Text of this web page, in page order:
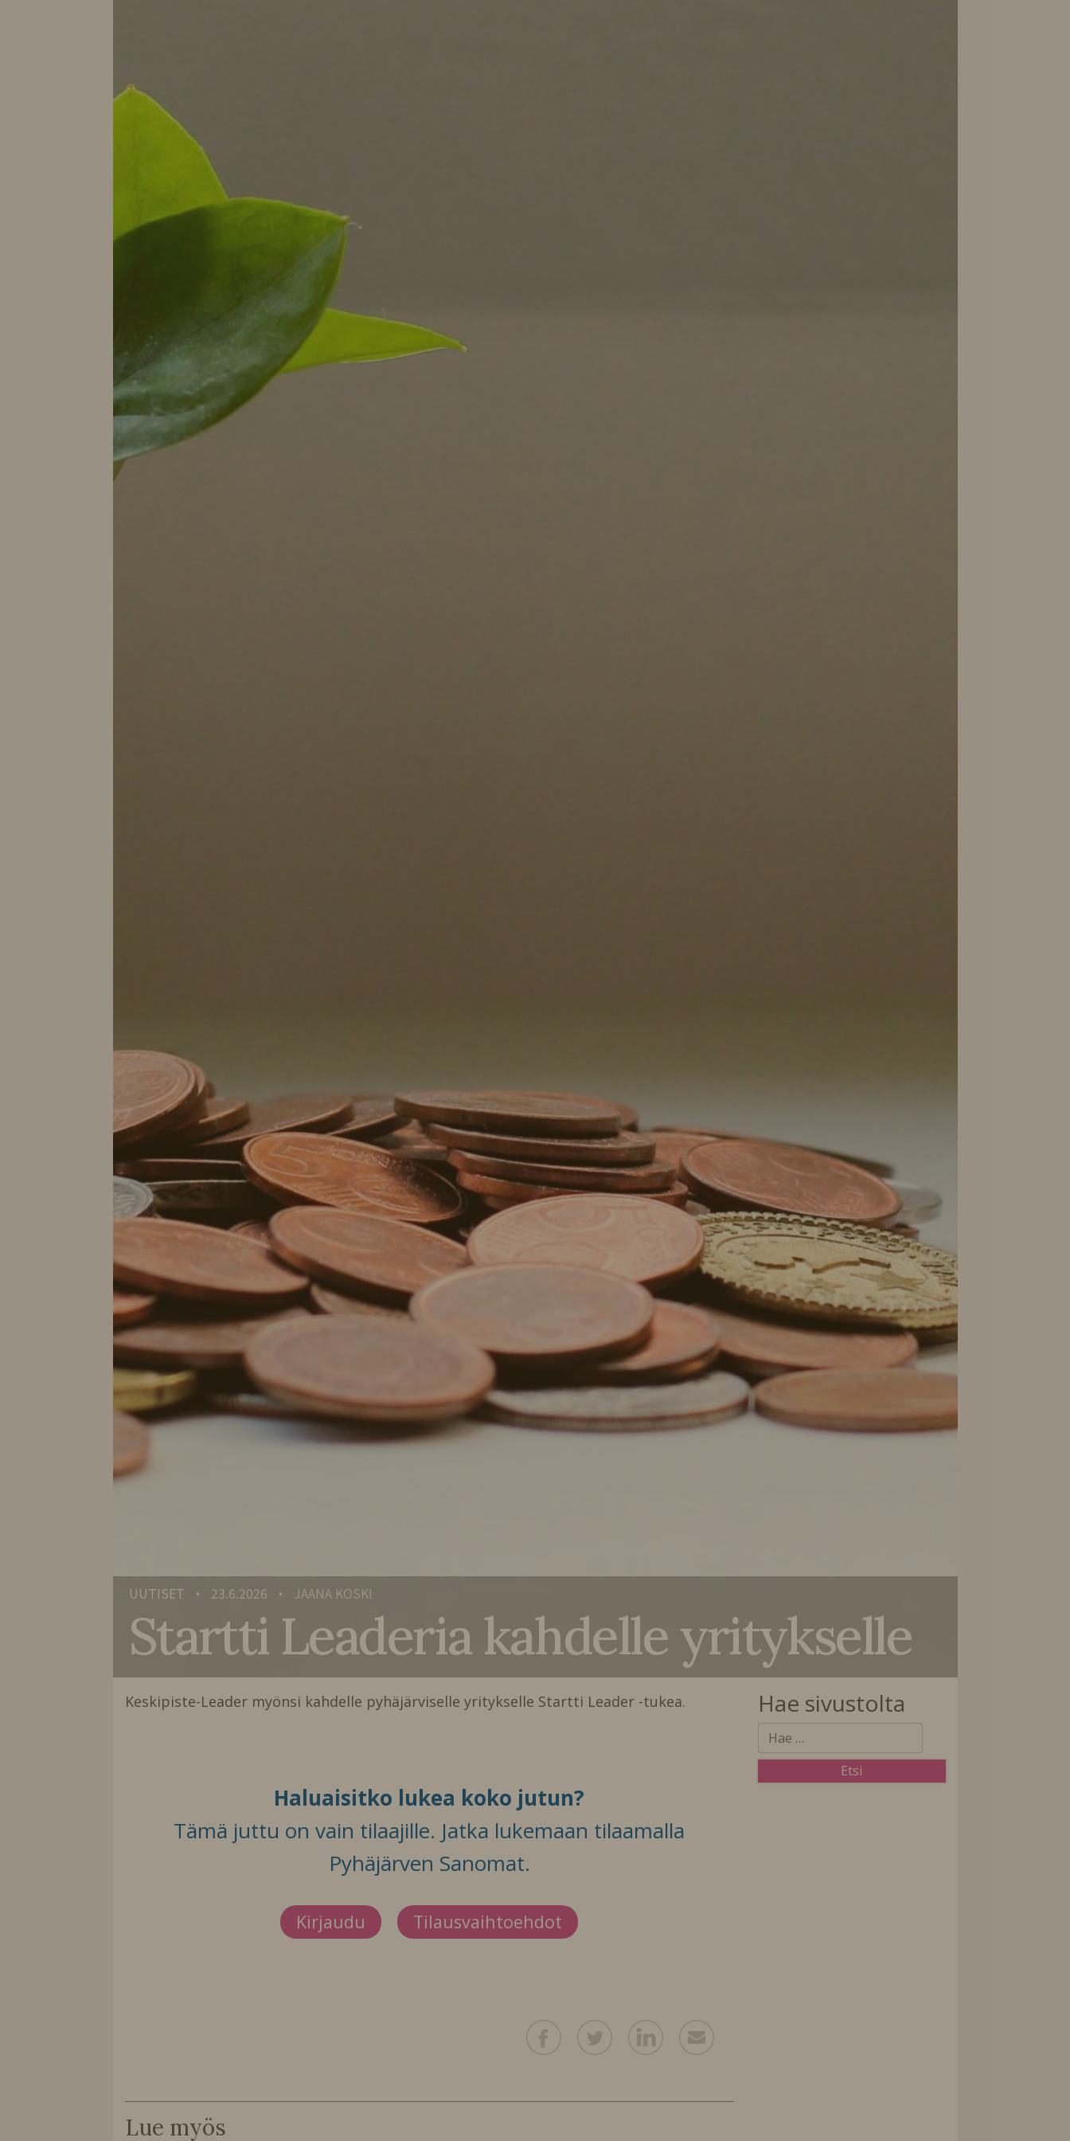
UUTISET • 23.6.2026 • JAANA KOSKI
Startti Leaderia kahdelle yritykselle
Keskipiste-Leader myönsi kahdelle pyhäjärviselle yritykselle Startti Leader -tukea.
Haluaisitko lukea koko jutun?
Tämä juttu on vain tilaajille. Jatka lukemaan tilaamalla
Pyhäjärven Sanomat.
Kirjaudu Tilausvaihtoehdot
Lue myös
Hae sivustolta